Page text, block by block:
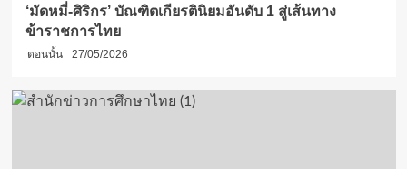
‘มัดหมี่-ศิริกร’ บัณฑิตเกียรตินิยมอันดับ 1 สู่เส้นทาง
ข้าราชการไทย
ตอนนั้น 27/05/2026